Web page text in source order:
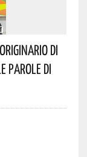
Di
Parole Di